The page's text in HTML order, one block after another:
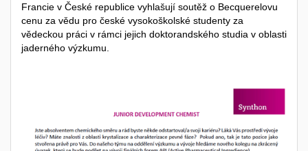
Francie v České republice vyhlašují soutěž o Becquerelovu
cenu za vědu pro české vysokoškolské studenty za
vědeckou práci v rámci jejich doktorandského studia v oblasti
jaderného výzkumu.